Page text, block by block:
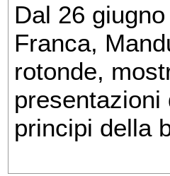
Dal 26
Franca,
rotonde,
principi della